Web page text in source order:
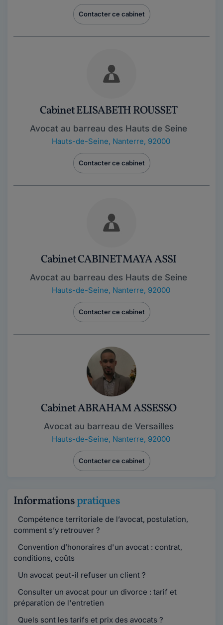
Contacter ce cabinet
Cabinet ELISABETH ROUSSET
Avocat au barreau des Hauts de Seine
Hauts-de-Seine, Nanterre, 92000
Contacter ce cabinet
Cabinet CABINET MAYA ASSI
Avocat au barreau des Hauts de Seine
Hauts-de-Seine, Nanterre, 92000
Contacter ce cabinet
Cabinet ABRAHAM ASSESSO
Avocat au barreau de Versailles
Hauts-de-Seine, Nanterre, 92000
Contacter ce cabinet
Informationspratiques
Compétence territoriale de l’avocat, postulation,
comment s’y retrouver ?
Convention d’honoraires d'un avocat : contrat,
conditions, coûts
Un avocat peut-il refuser un client ?
Consulter un avocat pour un divorce : tarif et
préparation de l'entretien
Quels sont les tarifs et prix des avocats ?